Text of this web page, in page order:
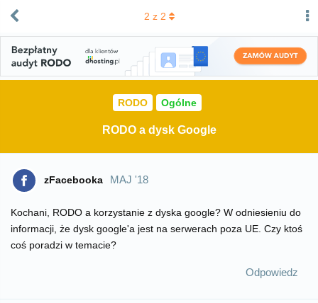
RODO Ogólne
RODO a dysk Google
2 z 2
zFacebooka MAJ '18
Kochani, RODO a korzystanie z dyska google? W odniesieniu do
informacji, że dysk google'a jest na serwerach poza UE. Czy ktoś
coś poradzi w temacie?
Odpowiedz